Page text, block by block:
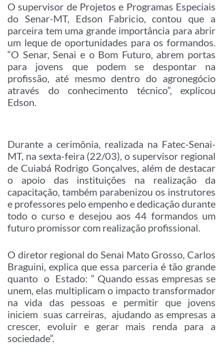
O supervisor de Projetos e Programas Especiais
do Senar-MT, Edson Fabricio, contou que a
parceira tem uma grande importância para abrir
um leque de oportunidades para os formandos.
“O Senar, Senai e o Bom Futuro, abrem portas
para jovens que podem se despontar na
profissão, até mesmo dentro do agronegócio
através do conhecimento técnico”, explicou
Edson.
Durante a cerimônia, realizada na Fatec-Senai-
MT, na sexta-feira (22/03), o supervisor regional
de Cuiabá Rodrigo Gonçalves, além de destacar
o apoio das instituições na realização da
capacitação, também parabenizou os instrutores
e professores pelo empenho e dedicação durante
todo o curso e desejou aos 44 formandos um
futuro promissor com realização profissional.
O diretor regional do Senai Mato Grosso, Carlos
Braguini, explica que essa parceria é tão grande
quanto o Estado: “ Quando essas empresas se
unem, elas multiplicam o impacto transformador
na vida das pessoas e permitir que jovens
iniciem suas carreiras, ajudando as empresas a
crescer, evoluir e gerar mais renda para a
sociedade”.